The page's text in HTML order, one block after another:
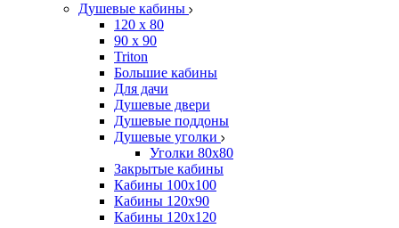
Душевые кабины
120 x 80
90 х 90
Triton
Большие кабины
Для дачи
Душевые двери
Душевые поддоны
Душевые уголки
Уголки 80х80
Закрытые кабины
Кабины 100x100
Кабины 120x90
Кабины 120х120